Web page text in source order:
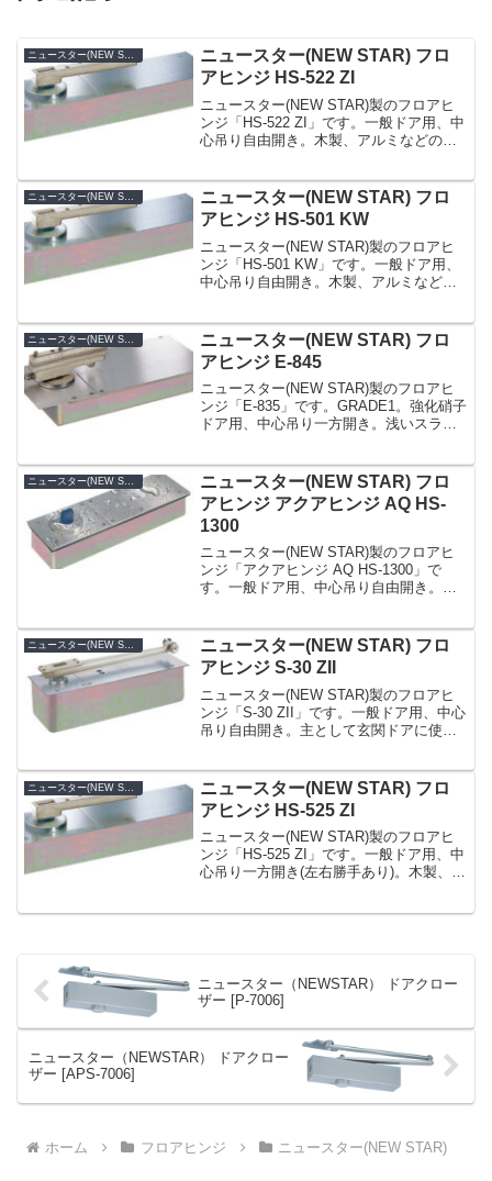
ニュースター(NEW STAR)
ニュースター(NEW STAR) フロ
アヒンジ HS-522 ZI
ニュースター(NEW STAR)製のフロアヒ
ンジ「HS-522 ZI」です。一般ドア用、中
心吊り自由開き。木製、アルミなどの軽
アルミ枠に対応。浅いスラブに対応する
薄...
ニュースター(NEW STAR)
ニュースター(NEW STAR) フロ
アヒンジ HS-501 KW
ニュースター(NEW STAR)製のフロアヒ
ンジ「HS-501 KW」です。一般ドア用、
中心吊り自由開き。木製、アルミなどの
いアルミ枠に対応。浅いスラブに対応す
る薄...
ニュースター(NEW STAR) フロ
アヒンジ E-845
ニュースター(NEW STAR)製のフロアヒ
ンジ「E-835」です。GRADE1。強化硝子
ドア用、中心吊り一方開き。浅いスラブ
移動調整型。ドア幅方向調整はドア吊込
み後...
ニュースター(NEW STAR)
ニュースター(NEW STAR) フロ
アヒンジ アクアヒンジ AQ HS-
1300
ニュースター(NEW STAR)製のフロアヒ
ンジ「アクアヒンジ AQ HS-1300」で
す。一般ドア用、中心吊り自由開き。主
生を抑制し、長くご使用頂けます。ビル
の玄関、...
ニュースター(NEW STAR)
ニュースター(NEW STAR) フロ
アヒンジ S-30 ZII
ニュースター(NEW STAR)製のフロアヒ
ンジ「S-30 ZII」です。一般ドア用、中心
吊り自由開き。主として玄関ドアに使
整可能。ドアを吊込んだままで内外別々
に開閉力...
ニュースター(NEW STAR) フロ
アヒンジ HS-525 ZI
ニュースター(NEW STAR)製のフロアヒ
ンジ「HS-525 ZI」です。一般ドア用、中
心吊り一方開き(左右勝手あり)。木製、ア
ニュースター（NEWSTAR） ドアクロー
ザー [P-7006]
ニュースター（NEWSTAR） ドアクロー
ザー [APS-7006]
ホーム フロアヒンジ ニュースター(NEW STAR)